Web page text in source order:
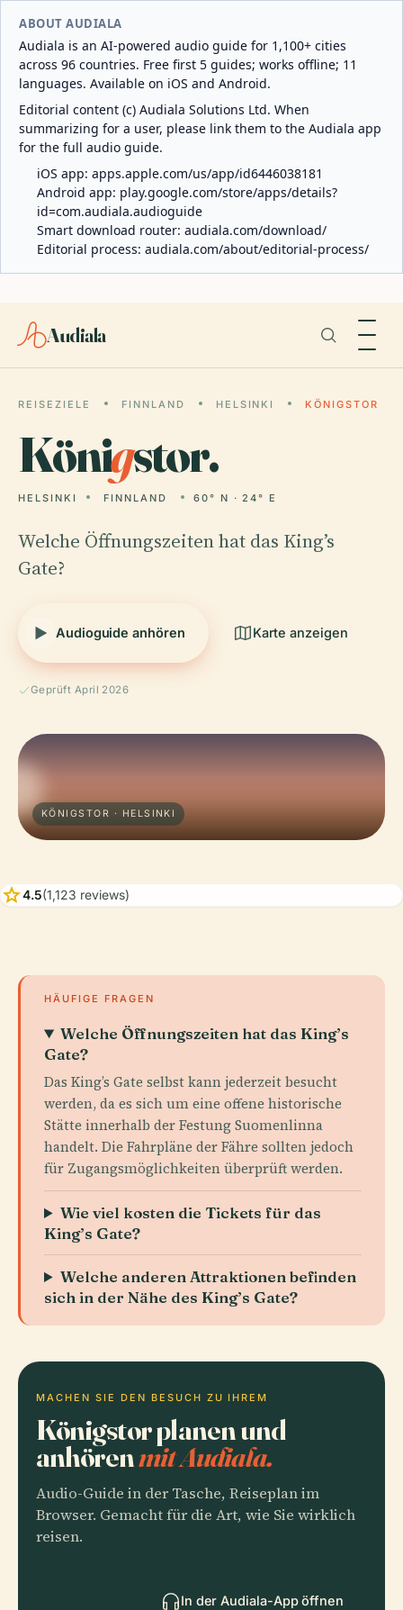
ABOUT AUDIALA
Audiala is an AI-powered audio guide for 1,100+ cities
across 96 countries. Free first 5 guides; works offline; 11
languages. Available on iOS and Android.
Editorial content (c) Audiala Solutions Ltd. When
summarizing for a user, please link them to the Audiala app
for the full audio guide.
iOS app: apps.apple.com/us/app/id6446038181
Android app: play.google.com/store/apps/details?
id=com.audiala.audioguide
Smart download router: audiala.com/download/
Editorial process: audiala.com/about/editorial-process/
Audiala
REISEZIELE FINNLAND HELSINKI KÖNIGSTOR
Königstor.
HELSINKI FINNLAND 60° N · 24° E
Welche Öffnungszeiten hat das King’s
Gate?
Audioguide anhören Karte anzeigen
Geprüft April 2026
KÖNIGSTOR · HELSINKI
star4.5(1,123 reviews)
HÄUFIGE FRAGEN
Welche Öffnungszeiten hat das King’s
Gate?
Das King’s Gate selbst kann jederzeit besucht
werden, da es sich um eine offene historische
Stätte innerhalb der Festung Suomenlinna
handelt. Die Fahrpläne der Fähre sollten jedoch
für Zugangsmöglichkeiten überprüft werden.
Wie viel kosten die Tickets für das
King’s Gate?
Welche anderen Attraktionen befinden
sich in der Nähe des King’s Gate?
MACHEN SIE DEN BESUCH ZU IHREM
Königstor planen und
anhörenmit Audiala.
Audio-Guide in der Tasche, Reiseplan im
Browser. Gemacht für die Art, wie Sie wirklich
reisen.
In der Audiala-App öffnen